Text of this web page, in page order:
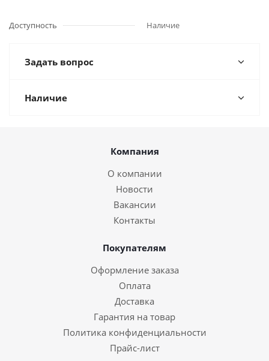
Доступность Наличие
Задать вопрос
Наличие
Компания
О компании
Новости
Вакансии
Контакты
Покупателям
Оформление заказа
Оплата
Доставка
Гарантия на товар
Политика конфиденциальности
Прайс-лист